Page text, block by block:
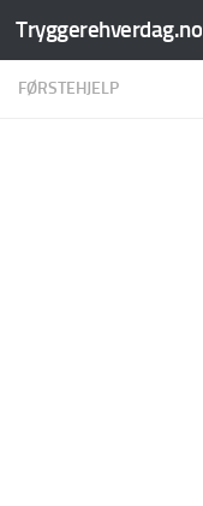
Skip to content
Tryggerehverdag.no
FØRSTEHJELP